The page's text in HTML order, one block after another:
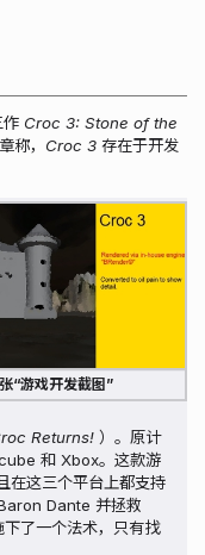
作 Croc 3: Stone of the
称， Croc 3 存在于开发
“游戏开发截图”
Returns! ）。原计
和 Xbox。这款游
在这三个平台上都支持
Dante 并拯救
了一个法术，只有找